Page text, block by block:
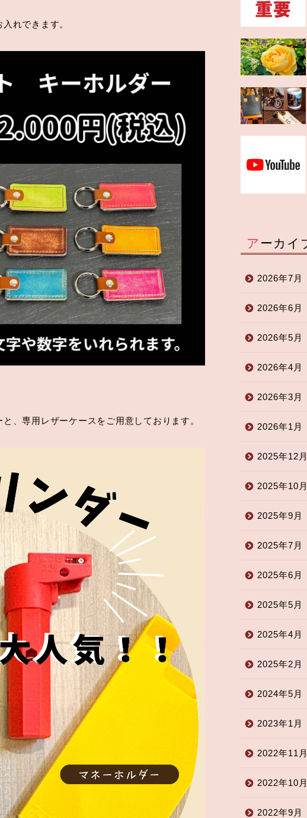
れできます。
、専用レザーケースをご用意しております。
アーカイ
2026年7月
2026年6月
2026年5月
2026年4月
2026年3月
2026年1月
2025年12月
2025年10月
2025年9月
2025年7月
2025年6月
2025年5月
2025年4月
2025年2月
2024年5月
2023年1月
2022年11月
2022年10月
2022年9月